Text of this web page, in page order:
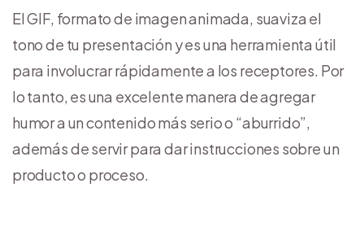
El GIF, formato de imagen animada, suaviza el
tono de tu presentación y es una herramienta útil
para involucrar rápidamente a los receptores. Por
lo tanto, es una excelente manera de agregar
humor a un contenido más serio o “aburrido”,
además de servir para dar instrucciones sobre un
producto o proceso.